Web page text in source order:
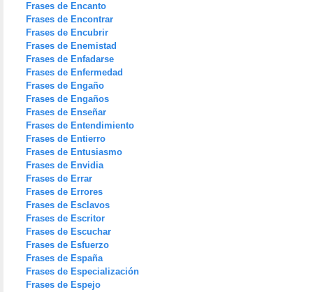
Frases de Encanto
Frases de Encontrar
Frases de Encubrir
Frases de Enemistad
Frases de Enfadarse
Frases de Enfermedad
Frases de Engaño
Frases de Engaños
Frases de Enseñar
Frases de Entendimiento
Frases de Entierro
Frases de Entusiasmo
Frases de Envidia
Frases de Errar
Frases de Errores
Frases de Esclavos
Frases de Escritor
Frases de Escuchar
Frases de Esfuerzo
Frases de España
Frases de Especialización
Frases de Espejo